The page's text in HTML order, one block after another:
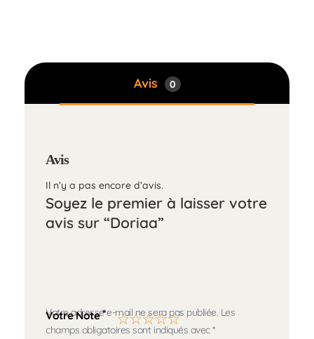
Avis 0
Avis
Il n’y a pas encore d’avis.
Soyez le premier à laisser votre
avis sur “Doriaa”
Votre adresse e-mail ne sera pas publiée. Les
champs obligatoires sont indiqués avec*
Votre Note*